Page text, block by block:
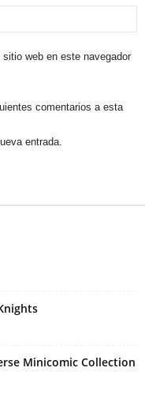
web en este navegador
comentarios a esta
entrada.
Minicomic Collection